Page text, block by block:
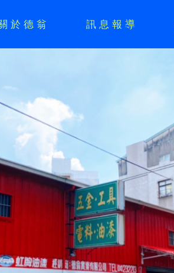
於德翁 訊息報導